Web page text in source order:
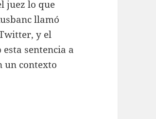
juez lo que
llamó
y el
sentencia a
un contexto